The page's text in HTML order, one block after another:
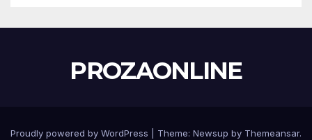
PROZAONLINE
Proudly powered by WordPress Theme: Newsup by Themeansar.